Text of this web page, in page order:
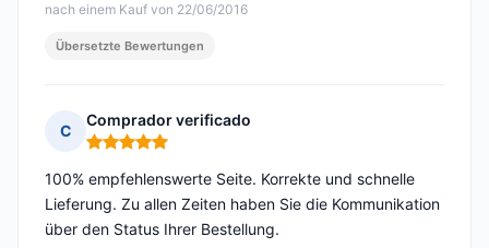
nach einem Kauf von 22/06/2016
Übersetzte Bewertungen
C
Comprador verificado
Hinweis: 5 von 5
100% empfehlenswerte Seite. Korrekte und schnelle
Lieferung. Zu allen Zeiten haben Sie die Kommunikation
über den Status Ihrer Bestellung.